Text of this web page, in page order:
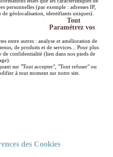
personnelles (par exemple : adresses IP,
géolocalisation, identifiants uniques).
Tout
Paramétrez vos
entre autres : analyse et amélioration de
de produits et de services... Pour plus
confidentialité (lien dans nos pieds de
sur "Tout accepter", "Tout refuser" ou
à tout moment sur notre site.
des Cookies